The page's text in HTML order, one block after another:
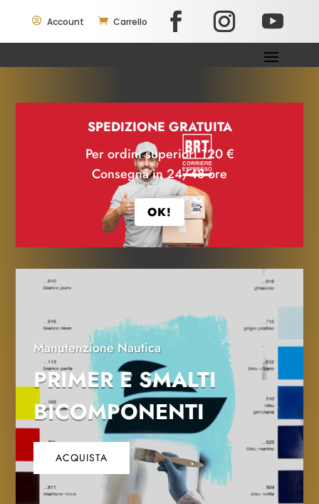
 Account  Carrello
SPEDIZIONE GRATUITA
Per ordini superiori 120 €
Consegna in 24/48 ore
OK!
Manutenzione Nautica
PRIMER E SMALTI
BICOMPONENTI
ACQUISTA